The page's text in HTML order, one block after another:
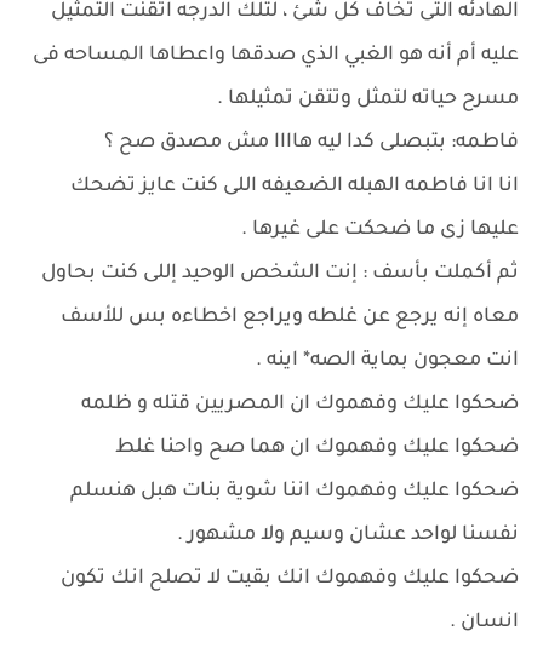
الهادئه التى تخاف كل شئ ، لتلك الدرجه اتقنت التمثيل
عليه أم أنه هو الغبي الذي صدقها واعطاها المساحه فى
مسرح حياته لتمثل وتتقن تمثيلها .
فاطمه: بتبصلى كدا ليه هاااا مش مصدق صح ؟
انا انا فاطمه الهبله الضعيفه اللى كنت عايز تضحك
عليها زى ما ضحكت على غيرها .
ثم أكملت بأسف : إنت الشخص الوحيد إللى كنت بحاول
معاه إنه يرجع عن غلطه ويراجع اخطاءه بس للأسف
انت معجون بماية الصه* اينه .
ضحكوا عليك وفهموك ان المصريين قتله و ظلمه
ضحكوا عليك وفهموك ان هما صح واحنا غلط
ضحكوا عليك وفهموك اننا شوية بنات هبل هنسلم
نفسنا لواحد عشان وسيم ولا مشهور .
ضحكوا عليك وفهموك انك بقيت لا تصلح انك تكون
انسان .